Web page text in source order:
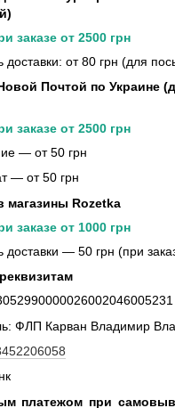
заказе от 2500 грн
доставки: от 80 грн (для
Почтой по Украине
заказе от 2500 грн
— от 50 грн
— от 50 грн
магазины Rozetka
заказе от 1000 грн
доставки — 50 грн (при
ФЛП Карван Владимир
платежом при